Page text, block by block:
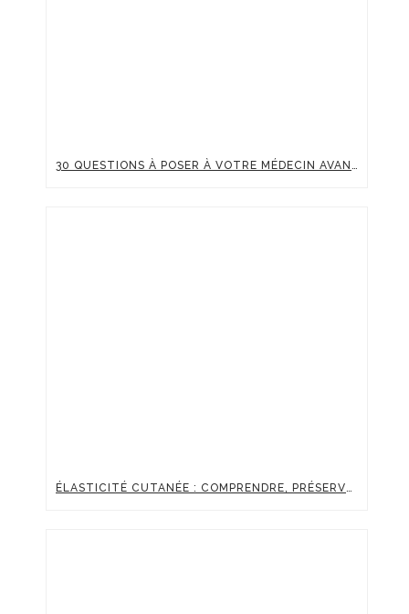
30 QUESTIONS À POSER À VOTRE MÉDECIN AVANT UNE INJECTION D’ACIDE HYALURONIQUE